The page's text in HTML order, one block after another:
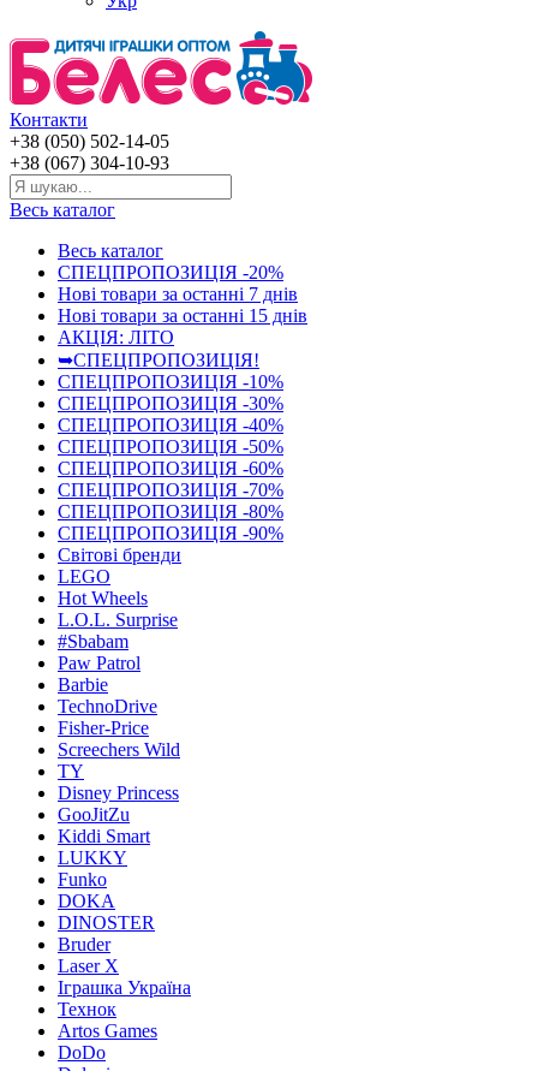
Контакти
+38 (050) 502-14-05
+38 (067) 304-10-93
Весь каталог
Весь каталог
СПЕЦПРОПОЗИЦІЯ -20%
Нові товари за останнi 7 днiв
Нові товари за останнi 15 днiв
АКЦІЯ: ЛІТО
➥СПЕЦПРОПОЗИЦІЯ!
СПЕЦПРОПОЗИЦІЯ -10%
СПЕЦПРОПОЗИЦІЯ -30%
СПЕЦПРОПОЗИЦІЯ -40%
СПЕЦПРОПОЗИЦІЯ -50%
СПЕЦПРОПОЗИЦІЯ -60%
СПЕЦПРОПОЗИЦІЯ -70%
СПЕЦПРОПОЗИЦІЯ -80%
СПЕЦПРОПОЗИЦІЯ -90%
Світові бренди
LEGO
Hot Wheels
L.O.L. Surprise
#Sbabam
Paw Patrol
Barbie
TechnoDrive
Fisher-Price
Screechers Wild
TY
Disney Princess
GooJitZu
Kiddi Smart
LUKKY
Funko
DOKA
DINOSTER
Bruder
Laser X
Іграшка Україна
Технок
Artos Games
DoDo